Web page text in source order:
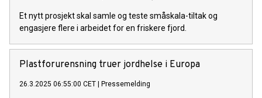
Et nytt prosjekt skal samle og teste småskala-tiltak og
engasjere flere i arbeidet for en friskere fjord.
Plastforurensning truer jordhelse i Europa
26.3.2025 06:55:00 CET | Pressemelding